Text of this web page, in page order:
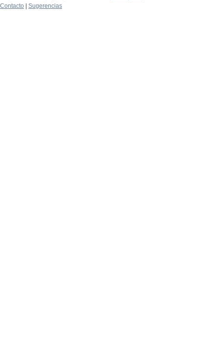
Contacto
Sugerencias